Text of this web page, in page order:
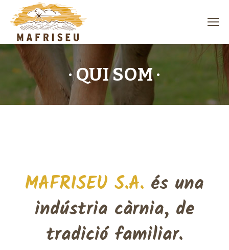
· QUI SOM ·
MAFRISEU S.A. és una
indústria càrnia, de
tradició familiar.